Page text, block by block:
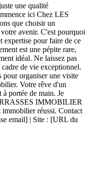
une qualité
ici Chez LES
que choisir un
avenir. C'est pourquoi
expertise pour faire de ce
est une pépite rare,
idéal. Ne laissez pas
de vie exceptionnel.
pour organiser une visite
Votre rêve d'un
portée de main. Je
IMMOBILIER
immobilier réussi. Contact
email] | Site : [URL du